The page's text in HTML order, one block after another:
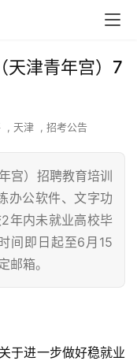
天津青年宫）7
, 天津 , 招考公告
宫）招聘教育培训
办公软件、文字功
年内未就业高校毕
间即日起至6月15
邮箱。
于进一步做好稳就业